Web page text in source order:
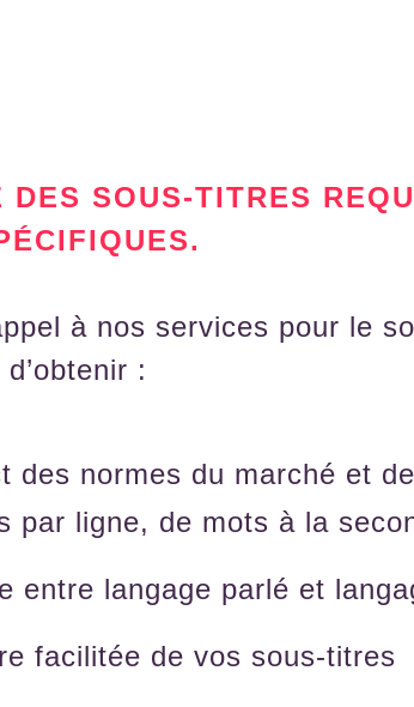
DES SOUS-TITRES
à nos services pour le
:
des normes du marché et
par ligne, de mots à la
entre langage parlé et
facilitée de vos sous-titres